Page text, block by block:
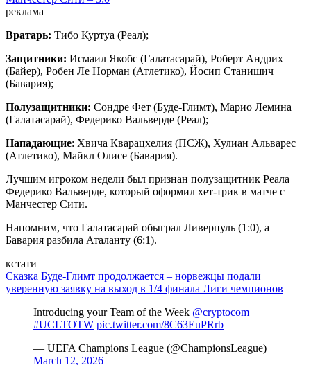
реклама
Вратарь: Тибо Куртуа (Реал);
Защитники: Исмаил Якобс (Галатасарай), Роберт Андрих
(Байер), Робен Ле Норман (Атлетико), Йосип Станишич
(Бавария);
Полузащитники: Сондре Фет (Буде-Глимт), Марио Лемина
(Галатасарай), Федерико Вальверде (Реал);
Нападающие: Хвича Кварацхелия (ПСЖ), Хулиан Альварес
(Атлетико), Майкл Олисе (Бавария).
Лучшим игроком недели был признан полузащитник Реала
Федерико Вальверде, который оформил хет-трик в матче с
Манчестер Сити.
Напомним, что Галатасарай обыграл Ливерпуль (1:0), а
Бавария разбила Аталанту (6:1).
кстати
Сказка Буде-Глимт продолжается – норвежцы подали
уверенную заявку на выход в 1/4 финала Лиги чемпионов
Introducing your Team of the Week @cryptocom |
#UCLTOTW pic.twitter.com/8C63EuPRrb
— UEFA Champions League (@ChampionsLeague)
March 12, 2026